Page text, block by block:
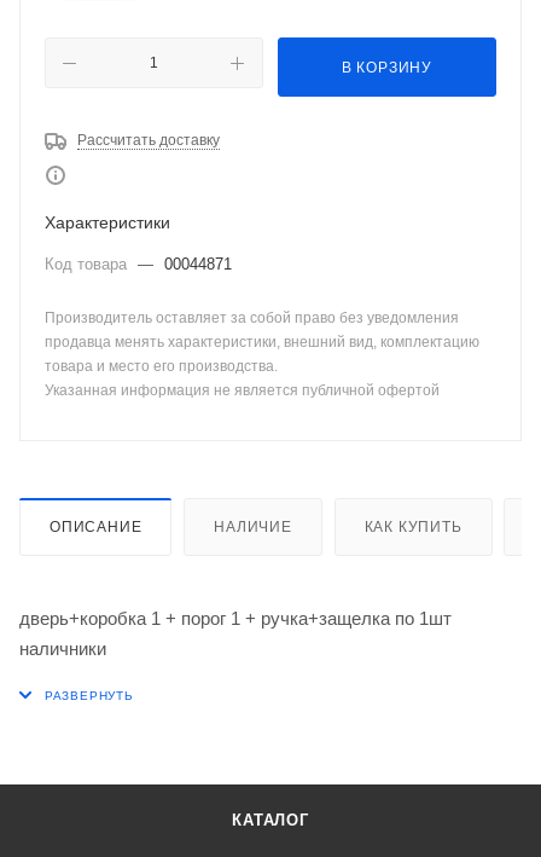
В КОРЗИНУ
Рассчитать доставку
Характеристики
Код товара — 00044871
Производитель оставляет за собой право без уведомления
продавца менять характеристики, внешний вид, комплектацию
товара и место его производства.
Указанная информация не является публичной офертой
ОПИСАНИЕ НАЛИЧИЕ КАК КУПИТЬ
дверь+коробка 1 + порог 1 + ручка+защелка по 1шт
наличники
КАТАЛОГ